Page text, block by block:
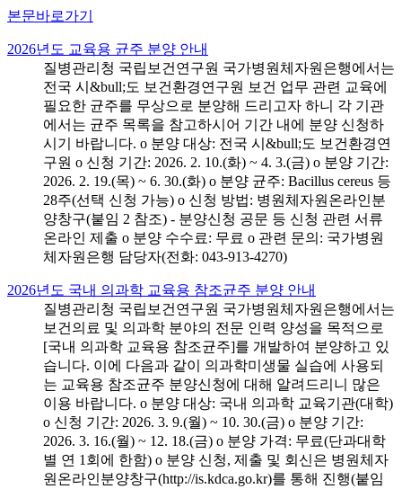
본문바로가기
2026년도 교육용 균주 분양 안내
질병관리청 국립보건연구원 국가병원체자원은행에서는
전국 시&bull;도 보건환경연구원 보건 업무 관련 교육에
필요한 균주를 무상으로 분양해 드리고자 하니 각 기관
에서는 균주 목록을 참고하시어 기간 내에 분양 신청하
시기 바랍니다. o 분양 대상: 전국 시&bull;도 보건환경연
구원 o 신청 기간: 2026. 2. 10.(화) ~ 4. 3.(금) o 분양 기간:
2026. 2. 19.(목) ~ 6. 30.(화) o 분양 균주: Bacillus cereus 등
28주(선택 신청 가능) o 신청 방법: 병원체자원온라인분
양창구(붙임 2 참조) - 분양신청 공문 등 신청 관련 서류
온라인 제출 o 분양 수수료: 무료 o 관련 문의: 국가병원
체자원은행 담당자(전화: 043-913-4270)
2026년도 국내 의과학 교육용 참조균주 분양 안내
질병관리청 국립보건연구원 국가병원체자원은행에서는
보건의료 및 의과학 분야의 전문 인력 양성을 목적으로
[국내 의과학 교육용 참조균주]를 개발하여 분양하고 있
습니다. 이에 다음과 같이 의과학미생물 실습에 사용되
는 교육용 참조균주 분양신청에 대해 알려드리니 많은
이용 바랍니다. o 분양 대상: 국내 의과학 교육기관(대학)
o 신청 기간: 2026. 3. 9.(월) ~ 10. 30.(금) o 분양 기간:
2026. 3. 16.(월) ~ 12. 18.(금) o 분양 가격: 무료(단과대학
별 연 1회에 한함) o 분양 신청, 제출 및 회신은 병원체자
원온라인분양창구(http://is.kdca.go.kr)를 통해 진행(붙임